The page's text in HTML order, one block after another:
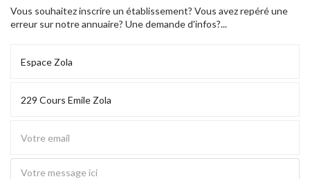
Vous souhaitez inscrire un établissement? Vous avez repéré une
erreur sur notre annuaire? Une demande d'infos?...